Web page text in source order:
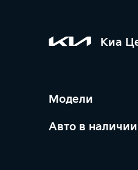
Киа
Модели
Авто в наличии